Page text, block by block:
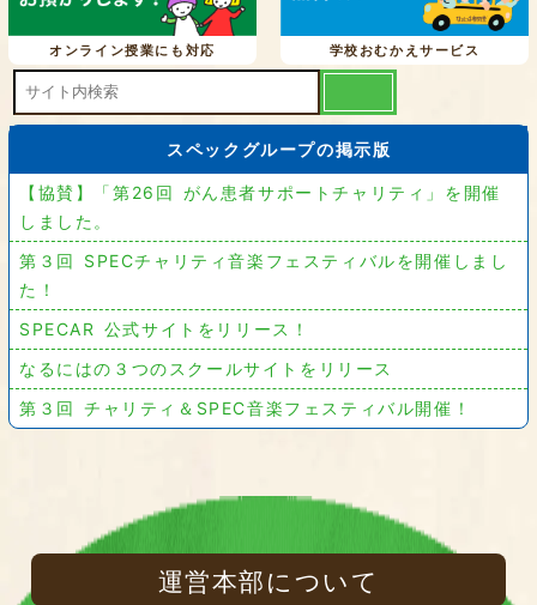
オンライン授業にも対応 学校おむかえサービス
スペックグループの掲示版
【協賛】「第26回 がん患者サポートチャリティ」を開催
しました。
第３回 SPECチャリティ音楽フェスティバルを開催しまし
た！
SPECAR 公式サイトをリリース！
なるにはの３つのスクールサイトをリリース
第３回 チャリティ＆SPEC音楽フェスティバル開催！
運営本部について